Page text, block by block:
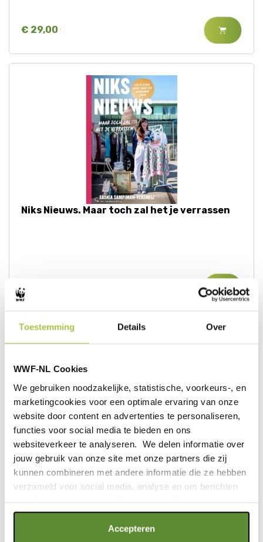
Toestemming Details Over
WWF-NL Cookies
We gebruiken noodzakelijke, statistische, voorkeurs-, en
marketingcookies voor een optimale ervaring van onze
website door content en advertenties te personaliseren,
functies voor social media te bieden en ons
websiteverkeer te analyseren. We delen informatie over
jouw gebruik van onze site met onze partners die zij
kunnen combineren met andere informatie die ze hebben
verzameld voor social media, analyse en om berichten
Als je op "Alle cookies accepteren" klikt, ga je akkoord
Accepteren
€ 29,00
Niks Nieuws. Maar toch zal het je verrassen
€ 34,95
David Attenborough - Oceaan, onze laatste